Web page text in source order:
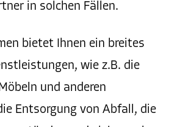
in solchen Fällen.
bietet Ihnen ein breites
wie z.B. die
und anderen
Entsorgung von Abfall, die